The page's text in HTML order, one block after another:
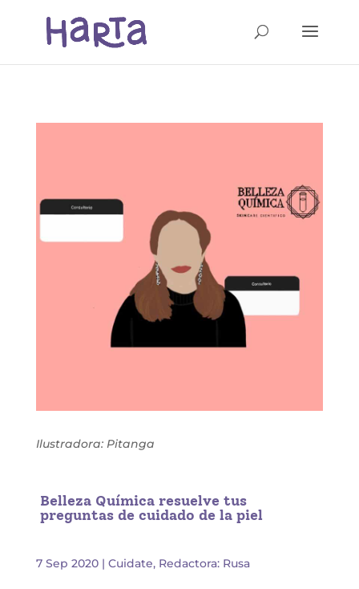
Ilustradora: Pitanga
Belleza Química resuelve tus
preguntas de cuidado de la piel
7 Sep 2020| Cuidate, Redactora: Rusa